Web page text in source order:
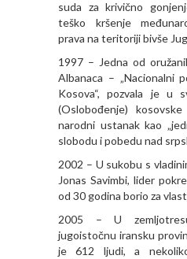
suda za krivično
teško kršenje
prava na teritoriji bivše
1997 – Jedna od
Albanaca – „Nacionalni
Kosova“, pozvala je u
(Oslobođenje)
narodni ustanak kao
slobodu i pobedu nad
2002 – U sukobu s
Jonas Savimbi, lider
od 30 godina borio za
2005 – U
jugoistočnu iransku
je 612 ljudi, a